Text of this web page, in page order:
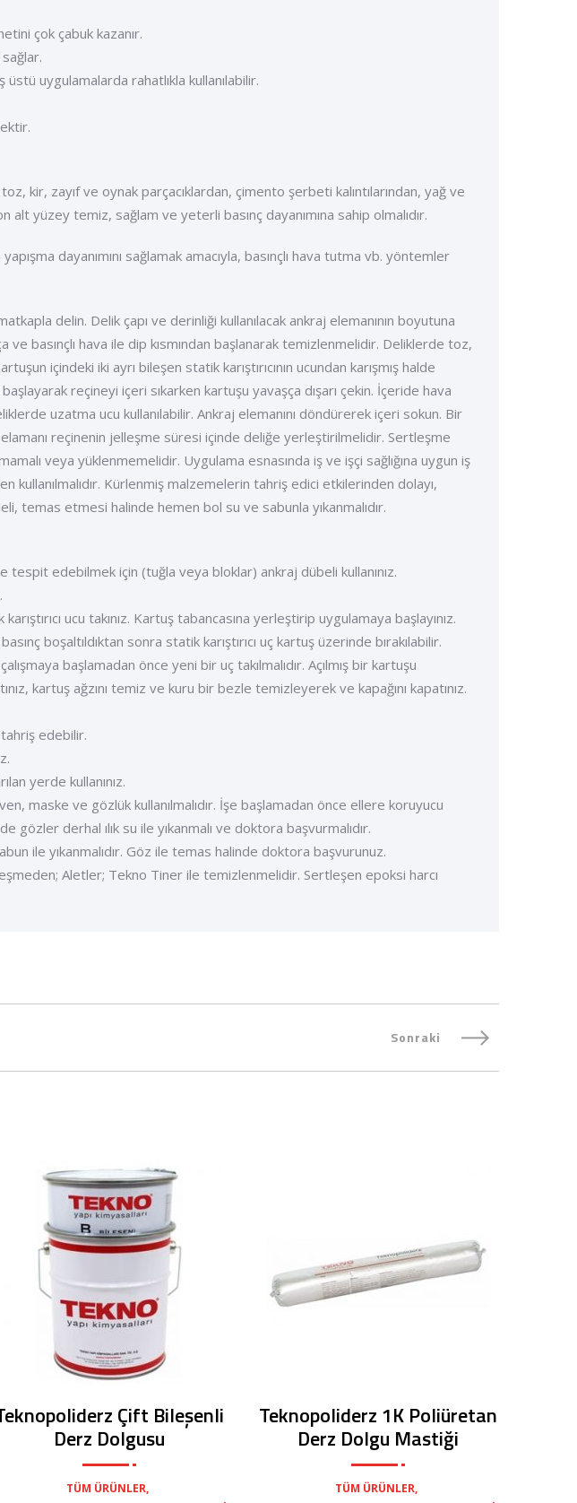
çok çabuk kazanır.
üstü uygulamalarda rahatlıkla kullanılabilir.
kir, zayıf ve oynak parçacıklardan, çimento şerbeti kalıntılarından, yağ ve
alt yüzey temiz, sağlam ve yeterli basınç dayanımına sahip olmalıdır.
dayanımını sağlamak amacıyla, basınçlı hava tutma vb. yöntemler
delin. Delik çapı ve derinliği kullanılacak ankraj elemanının boyutuna
ve basınçlı hava ile dip kısmından başlanarak temizlenmelidir. Deliklerde toz,
içindeki iki ayrı bileşen statik karıştırıcının ucundan karışmış halde
reçineyi içeri sıkarken kartuşu yavaşça dışarı çekin. İçeride hava
uzatma ucu kullanılabilir. Ankraj elemanını döndürerek içeri sokun. Bir
elamanı reçinenin jelleşme süresi içinde deliğe yerleştirilmelidir. Sertleşme
veya yüklenmemelidir. Uygulama esnasında iş ve işçi sağlığına uygun iş
kullanılmalıdır. Kürlenmiş malzemelerin tahriş edici etkilerinden dolayı,
temas etmesi halinde hemen bol su ve sabunla yıkanmalıdır.
tespit edebilmek için (tuğla veya bloklar) ankraj dübeli kullanınız.
karıştırıcı ucu takınız. Kartuş tabancasına yerleştirip uygulama­ya başlayınız.
boşaltıldıktan sonra statik karıştırıcı uç kartuş üzerinde bırakılabilir.
başlamadan önce yeni bir uç takılmalıdır. Açılmış bir kartuşu
kartuş ağzını temiz ve kuru bir bezle temizleyerek ve kapağını kapatınız.
tahriş edebilir.
yerde kullanınız.
maske ve gözlük kullanılmalıdır. İşe başlamadan önce ellere koruyucu
gözler derhal ılık su ile yıkanmalı ve doktora başvurmalıdır.
ile yıkanmalıdır. Göz ile temas halinde doktora başvurunuz.
Aletler; Tekno Tiner ile temizlenmelidir. Sertleşen epoksi harcı
Sonraki
Çift Bileşenli
Derz Dolgusu
TÜM ÜRÜNLER
Teknopoliderz 1K Poliüretan
Derz Dolgu Mastiği
TÜM ÜRÜNLER